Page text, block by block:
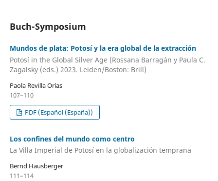
Buch-Symposium
Mundos de plata: Potosí y la era global de la extracción
Potosí in the Global Silver Age (Rossana Barragán y Paula C.
Zagalsky (eds.) 2023. Leiden/Boston: Brill)
Paola Revilla Orías
107–110
PDF (Español (España))
Los confines del mundo como centro
La Villa Imperial de Potosí en la globalización temprana
Bernd Hausberger
111–114